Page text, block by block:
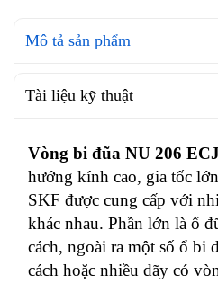
Mô tả sản phẩm
Tài liệu kỹ thuật
Vòng bi đũa NU 206 ECJ
hướng kính cao, gia tốc
SKF được cung cấp với
khác nhau. Phần lớn là ổ
cách, ngoài ra một số ổ bi
cách hoặc nhiều dãy có